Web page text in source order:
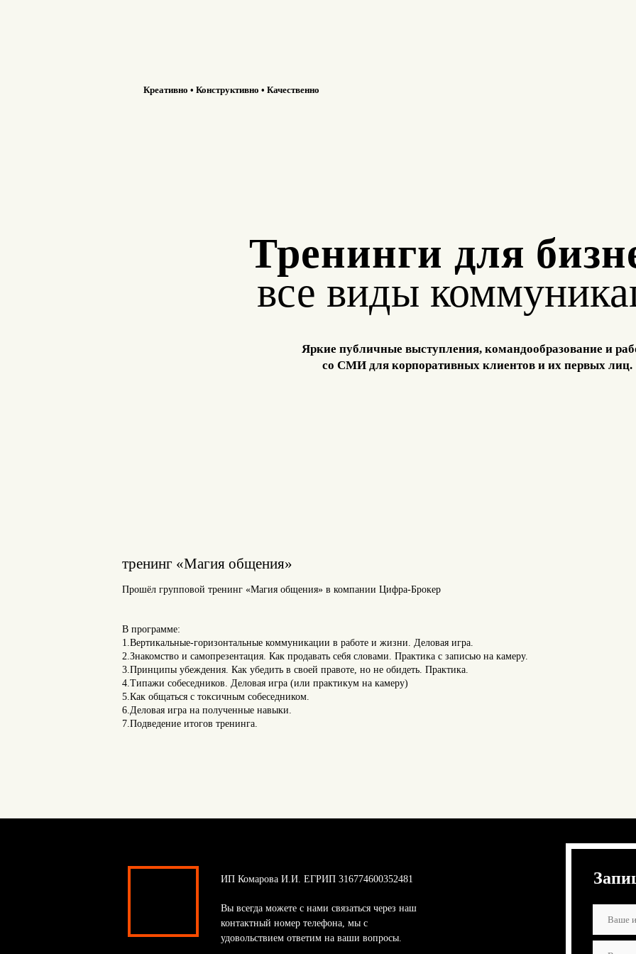
Креативно • Конструктивно • Качественно
Тренинги для
все виды
Яркие публичные выступления, командообразование и
со СМИ для корпоративных клиентов и их первых лиц.
тренинг «Магия общения»
Прошёл групповой тренинг «Магия общения» в компании Цифра-Брокер
В программе:
1.Вертикальные-горизонтальные коммуникации в работе и жизни. Деловая игра.
2.Знакомство и самопрезентация. Как продавать себя словами. Практика с записью на камеру.
3.Принципы убеждения. Как убедить в своей правоте, но не обидеть. Практика.
4.Типажи собеседников. Деловая игра (или практикум на камеру)
5.Как общаться с токсичным собеседником.
6.Деловая игра на полученные навыки.
7.Подведение итогов тренинга.
ИП Комарова И.И. ЕГРИП 316774600352481
Вы всегда можете с нами связаться через наш
контактный номер телефона, мы с
удовольствием ответим на ваши вопросы.